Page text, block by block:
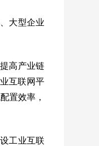
大型企业
高产业链
互联网平
置效率，
工业互联